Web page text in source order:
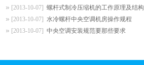
[2013-10-07] 螺杆式制冷压缩机的工作原理及结构
[2013-10-07] 水冷螺杆中央空调机房操作规程
[2013-10-07] 中央空调安装规范要那些要求